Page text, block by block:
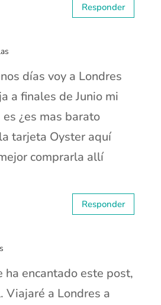
Responder
días voy a Londres
a finales de Junio mi
¿es mas barato
tarjeta Oyster aquí
comprarla allí
Responder
ha encantado este post,
Viajaré a Londres a